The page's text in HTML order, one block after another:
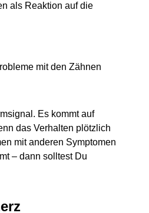
als Reaktion auf die
mit den Zähnen
Es kommt auf
das Verhalten plötzlich
mit anderen Symptomen
– dann solltest Du